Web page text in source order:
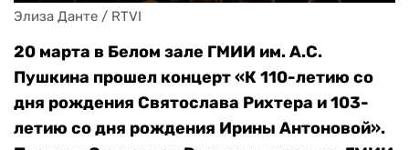
Элиза Данте / RTVI
20 марта в Белом зале ГМИИ им. А.С.
Пушкина прошел концерт «К 110-летию со
дня рождения Святослава Рихтера и 103-
летию со дня рождения Ирины Антоновой».